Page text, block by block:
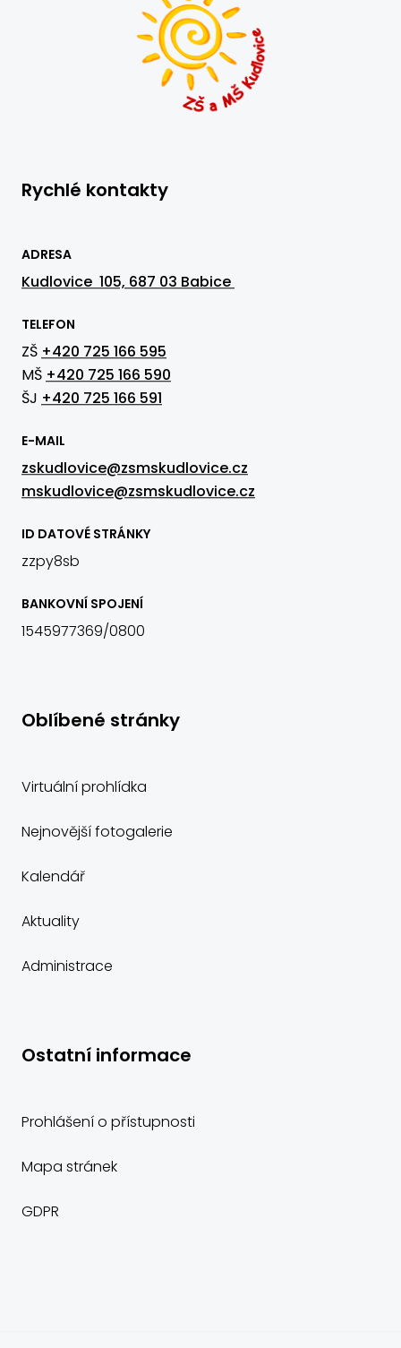
Rychlé kontakty
ADRESA
Kudlovice 105, 687 03 Babice
TELEFON
ZŠ +420 725 166 595
MŠ +420 725 166 590
ŠJ +420 725 166 591
E-MAIL
zskudlovice@zsmskudlovice.cz
mskudlovice@zsmskudlovice.cz
ID DATOVÉ STRÁNKY
zzpy8sb
BANKOVNÍ SPOJENÍ
1545977369/0800
Oblíbené stránky
Virtuální prohlídka
Nejnovější fotogalerie
Kalendář
Aktuality
Administrace
Ostatní informace
Prohlášení o přístupnosti
Mapa stránek
GDPR